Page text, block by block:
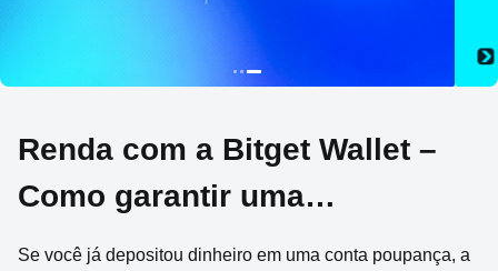
Renda com a Bitget Wallet –
Como garantir uma
rentabilidade de 2% a 6% a.a.
Se você já depositou dinheiro em uma conta poupança, a